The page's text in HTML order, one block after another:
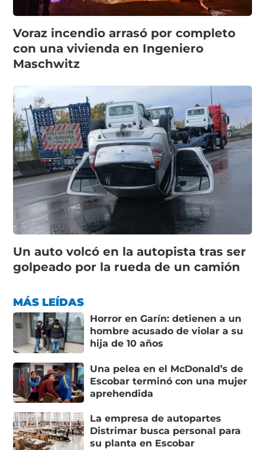
Voraz incendio arrasó por completo
con una vivienda en Ingeniero
Maschwitz
Un auto volcó en la autopista tras ser
golpeado por la rueda de un camión
MÁS LEÍDAS
Horror en Garín: detienen a un
hombre acusado de violar a su
hija de 10 años
Una pelea en el McDonald’s de
Escobar terminó con una mujer
aprehendida
La empresa de autopartes
Distrimar busca personal para
su planta en Escobar